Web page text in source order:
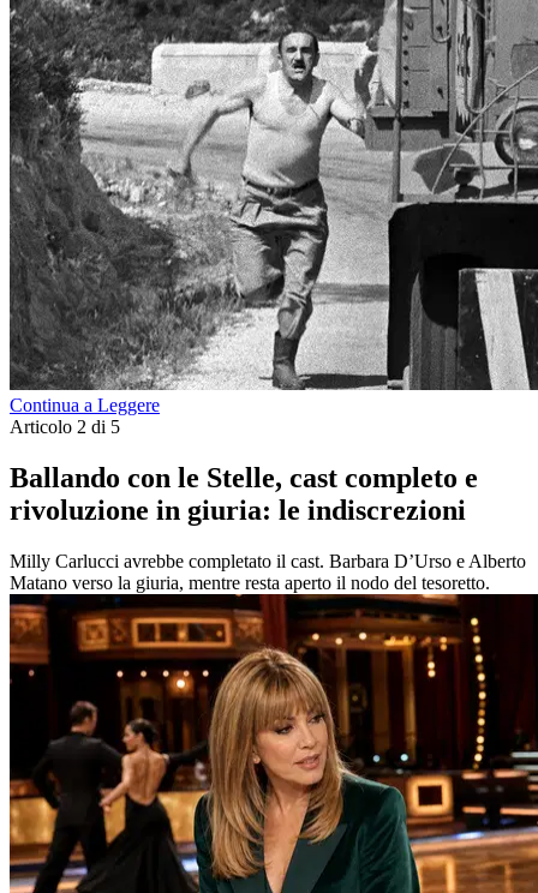
Continua a Leggere
Articolo 2 di 5
Ballando con le Stelle, cast completo e
rivoluzione in giuria: le indiscrezioni
Milly Carlucci avrebbe completato il cast. Barbara D’Urso e Alberto
Matano verso la giuria, mentre resta aperto il nodo del tesoretto.